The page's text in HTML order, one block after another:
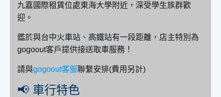
九嘉國際租賃位處東海大學附近，深受學生族群歡
迎。
鑑於與台中火車站、高鐵站有一段距離，店主特別為
gogoout客戶提供接送取車服務！
請與gogoout客服聯繫安排(費用另計)
📢 車行特色